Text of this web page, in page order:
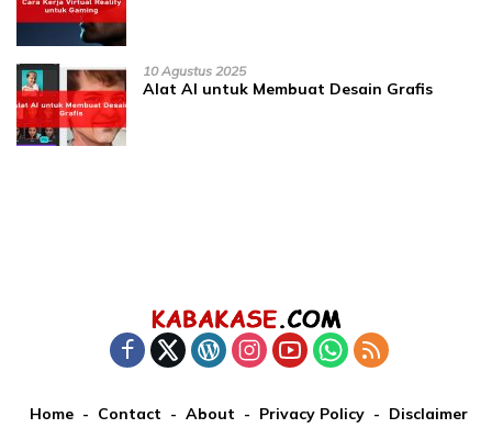
10 Agustus 2025
Alat AI untuk Membuat Desain Grafis
Home Contact About Privacy Policy Disclaimer